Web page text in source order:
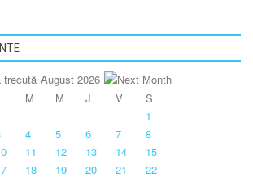
August 2026
M M J V
S
1
4 5 6 7
8
11 12 13 14
15
18 19 20 21
22